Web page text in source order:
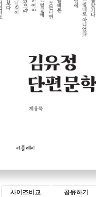
사이즈비교 공유하기